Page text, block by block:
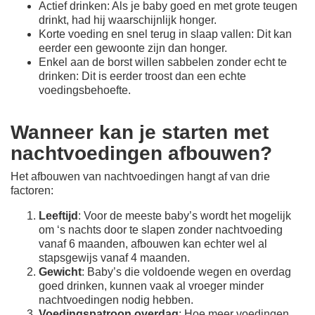
Actief drinken: Als je baby goed en met grote teugen
drinkt, had hij waarschijnlijk honger.
Korte voeding en snel terug in slaap vallen: Dit kan
eerder een gewoonte zijn dan honger.
Enkel aan de borst willen sabbelen zonder echt te
drinken: Dit is eerder troost dan een echte
voedingsbehoefte.
Wanneer kan je starten met
nachtvoedingen afbouwen?
Het afbouwen van nachtvoedingen hangt af van drie
factoren:
Leeftijd : Voor de meeste baby’s wordt het mogelijk
om ‘s nachts door te slapen zonder nachtvoeding
vanaf 6 maanden, afbouwen kan echter wel al
stapsgewijs vanaf 4 maanden.
Gewicht: Baby’s die voldoende wegen en overdag
goed drinken, kunnen vaak al vroeger minder
nachtvoedingen nodig hebben.